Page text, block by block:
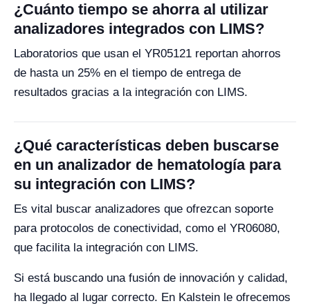
¿Cuánto tiempo se ahorra al utilizar
analizadores integrados con LIMS?
Laboratorios que usan el YR05121 reportan ahorros
de hasta un 25% en el tiempo de entrega de
resultados gracias a la integración con LIMS.
¿Qué características deben buscarse
en un analizador de hematología para
su integración con LIMS?
Es vital buscar analizadores que ofrezcan soporte
para protocolos de conectividad, como el YR06080,
que facilita la integración con LIMS.
Si está buscando una fusión de innovación y calidad,
ha llegado al lugar correcto. En Kalstein le ofrecemos